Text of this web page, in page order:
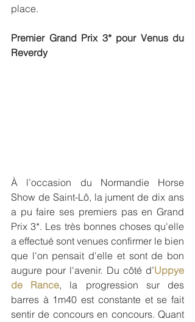
place.
Premier Grand Prix 3* pour Venus du
Reverdy
À l’occasion du Normandie Horse
Show de Saint-Lô, la jument de dix ans
a pu faire ses premiers pas en Grand
Prix 3*. Les très bonnes choses qu'elle
a effectué sont venues confirmer le bien
que l'on pensait d'elle et sont de bon
augure pour l'avenir. Du côté d’Uppye
de Rance, la progression sur des
barres à 1m40 est constante et se fait
sentir de concours en concours. Quant